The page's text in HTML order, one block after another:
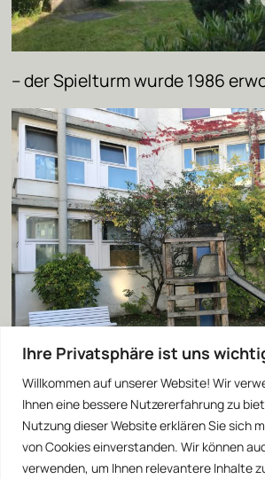
Ihre Privatsphäre ist uns
Willkommen auf unserer Website! Wir
Ihnen eine bessere Nutzererfahrung zu
Nutzung dieser Website erklären Sie sich
von Cookies einverstanden. Wir können
verwenden, um Ihnen relevantere Inhalte
– der Spielturm wurde 1986